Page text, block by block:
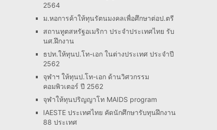
2564
ม.หอการค้าให้ทุนรัตนมงคลเพื่อศึกษาต่อป.ตรี
สถานทูตสหรัฐอเมริกา ประจำประเทศไทย รับ
นศ.ฝึกงาน
ธปท.ให้ทุนป.โท-เอก ในต่างประเทศ ประจำปี
2562
จุฬาฯ ให้ทุนป.โท-เอก ด้านวิศวกรรม
คอมพิวเตอร์ ปี 2562
จุฬาให้ทุนปริญญาโท MAIDS program
IAESTE ประเทศไทย คัดนักศึกษารับทุนฝึกงาน
88 ประเทศ